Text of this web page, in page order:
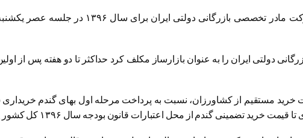
نحوه خرید تضمینی گندم با عاملیت بانک کشاورزی و
دولتی ایران را به عنوان بازارساز مکلف کرد حداکثر تا دو هفته پس از
مستقیم از کشاورزان، نسبت به پرداخت مرحله اول بهای گندم
گندم از محل اعتبارات قانون بودجه سال ۱۳۹۶ کل کشور پرداخت خواهد شد.